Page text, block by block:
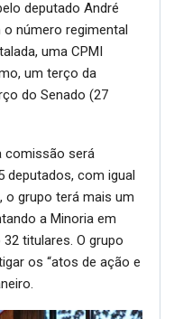
deputado André
número regimental
uma CPMI
um terço da
do Senado (27
comissão será
deputados, com igual
o grupo terá mais um
a Minoria em
titulares. O grupo
os “atos de ação e